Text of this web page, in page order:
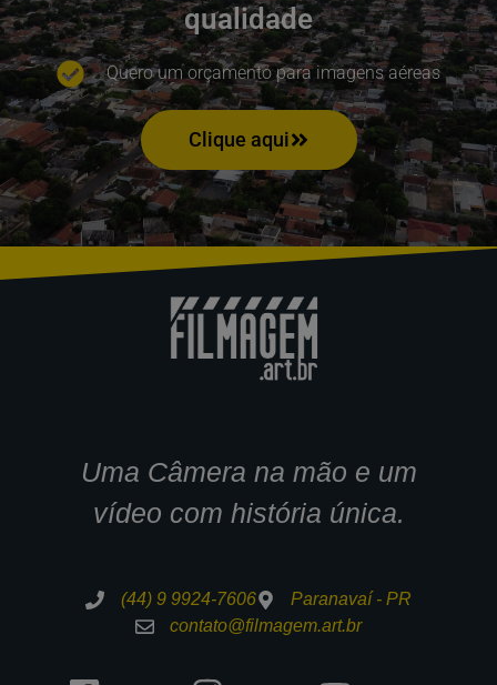
qualidade
Quero um orçamento para imagens aéreas
Clique aqui
Uma Câmera na mão e um
vídeo com história única.
(44) 9 9924-7606
Paranavaí - PR
contato@filmagem.art.br